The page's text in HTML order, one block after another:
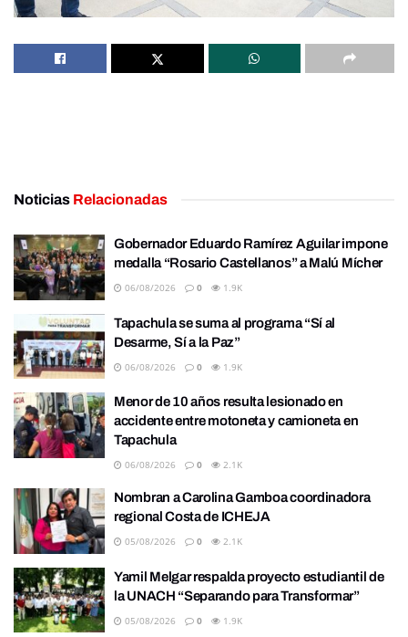
Noticias Relacionadas
Gobernador Eduardo Ramírez Aguilar impone
medalla “Rosario Castellanos” a Malú Mícher
06/08/2026 0 1.9K
Tapachula se suma al programa “Sí al
Desarme, Sí a la Paz”
06/08/2026 0 1.9K
Menor de 10 años resulta lesionado en
accidente entre motoneta y camioneta en
Tapachula
06/08/2026 0 2.1K
Nombran a Carolina Gamboa coordinadora
regional Costa de ICHEJA
05/08/2026 0 2.1K
Yamil Melgar respalda proyecto estudiantil de
la UNACH “Separando para Transformar”
05/08/2026 0 1.9K